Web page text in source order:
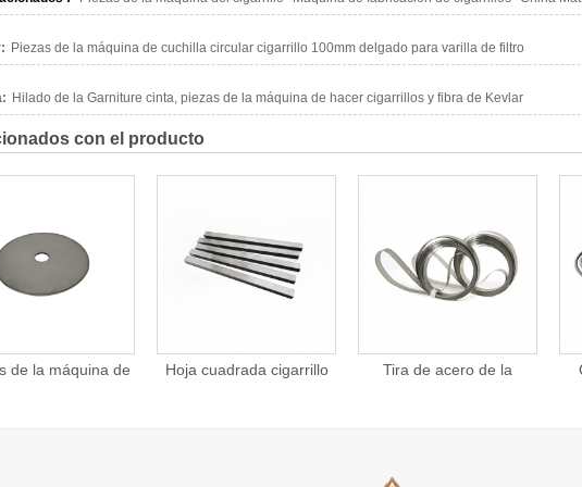
Piezas de la máquina de cuchilla circular cigarrillo 100mm delgado para varilla de filtro
Hilado de la Garniture cinta, piezas de la máquina de hacer cigarrillos y fibra de Kevlar
con el producto
cuadrada cigarrillo
Tira de acero de la
Cigarrillo fabricación